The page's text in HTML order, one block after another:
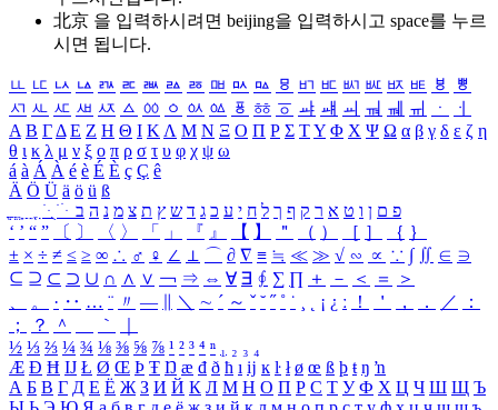
北京 을 입력하시려면 beijing을 입력하시고 space를 누르
시면 됩니다.
ㅥ ㅦ ㅧ ㅨ ㅩ ㅪ ㅫ ㅬ ㅭ ㅮ ㅯ ㅰ ㅱ ㅲ ㅳ ㅴ ㅵ ㅶ ㅷ ㅸ
ㅹ
ㅺ ㅻ ㅼ ㅽ ㅾ ㅿ ㆀ ㆁ ㆂ ㆃ ㆄ ㆅ ㆆ ㆇ ㆈ ㆉ ㆊ ㆋ ㆌ ㆍ
ㆎ
Α Β ΓΔ Ε Ζ Η Θ Ι ΚΛ Μ Ν Ξ Ο Π Ρ Σ ΤΥ Φ Χ Ψ Ω α β γ δ ε ζ η
θ ι κ λ μ ν ξ ο π ρ σ τ υ φ χ ψ ω
á à Á À é è É È ç Ç ê
Ä Ö Ü ä ö ü ß
ִֶֹ ֻּ ׁׂ פ ם ן ו ט א ר ק ף ך ל ח י ע כ ג ד ש ץ ת צ מ נ ה ב
‘ ’ “ ” 〔 〕 〈 〉 「 」 『 』 【 】 ＂ （ ） ［ ］ ｛ ｝
± × ÷ ≠ ≤ ≥ ∞ ∴ ♂ ♀ ∠ ⊥ ⌒ ∂ ∇ ≡ ≒ ≪ ≫ √ ∽ ∝ ∵ ∫ ∬ ∈ ∋
⊆ ⊇ ⊂ ⊃ ∪ ∩ ∧ ∨ ￢ ⇒ ⇔ ∀ ∃ ∮ ∑ ∏ ＋ － ＜ ＝
＞
、
。 · ‥ … ¨ 〃 ― ＼ ∼ ´ ～ ˇ ˘ ˝ ˚ ˙ ¸ ¡ ¿ ː ！ ＇ ， ． ／
：
；
？ ＾ ｀
½ ⅓ ⅔ ¼ ¾ ⅛ ⅜ ⅝ ⅞ ¹ ² ³ ⁴ ⁿ ₁ ₂ ₃ ₄
Æ Ð Ħ Ĳ Ł Ø Œ Þ Ŧ Ŋ æ đ ð ħ ı ĳ ĸ ŀ ł ø œ ß þ ŧ ŋ ŉ
А Б В Г Д Е Ё Ж З И Й К Л М Н О П Р С Т У Ф Х Ц Ч Ш Щ Ъ